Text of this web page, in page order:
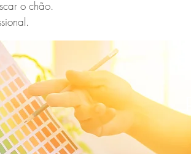
o chão.